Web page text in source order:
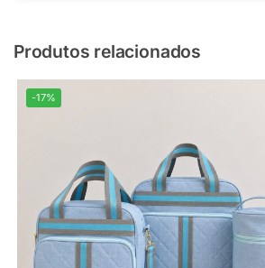
Produtos relacionados
-17%